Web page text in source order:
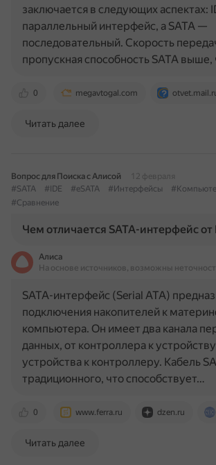
0 megavtogal.com
заключается в следующих аспектах:
параллельный интерфейс, а SATA —
последовательный. Скорость
пропускная способность SATA
Читать далее
Вопрос для Поиска с Алисой
12 февраля
#SATA
#IDE #eSATA #Интерфейсы
#Сравнение
Чем отличается SATA-интерфейс от
Алиса
На основе источников, возможны
0 www.ferra.ru dzen.ru
SATA-интерфейс (Serial ATA)
подключения накопителей к
компьютера. Он имеет два канала
данных, от контроллера к
устройства к контроллеру. Кабель
традиционного, что способствует…
Читать далее